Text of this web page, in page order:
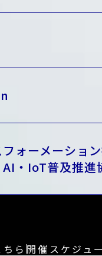
ォーメーショ
・IoT普及推進
ちら開催スケジュ